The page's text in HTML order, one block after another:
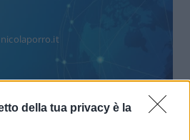
della tua privacy è la
nicolaporro.it